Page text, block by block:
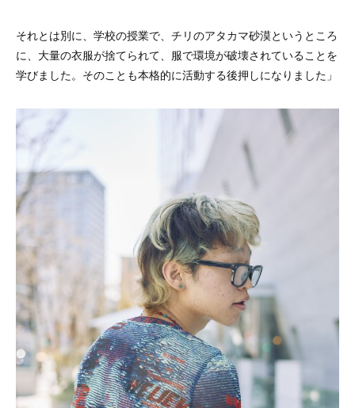
それとは別に、学校の授業で、チリのアタカマ砂漠というところ
に、大量の衣服が捨てられて、服で環境が破壊されていることを
学びました。そのことも本格的に活動する後押しになりました」